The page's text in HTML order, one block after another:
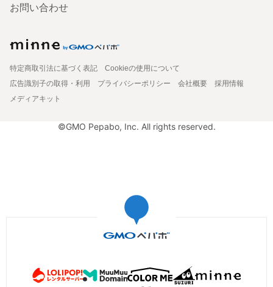
お問い合わせ
特定商取引法に基づく表記
Cookieの使用について
広告識別子の取得・利用
プライバシーポリシー 会社概要
採用情報
メディアキット
©GMO Pepabo, Inc. All rights reserved.